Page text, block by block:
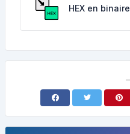
HEX en binaire